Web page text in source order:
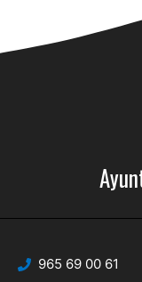
965 69 00 61